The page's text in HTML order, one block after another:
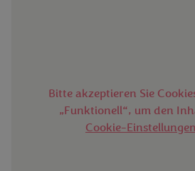
Bitte akzeptieren Sie
„Funktionell“, um den
Cookie-